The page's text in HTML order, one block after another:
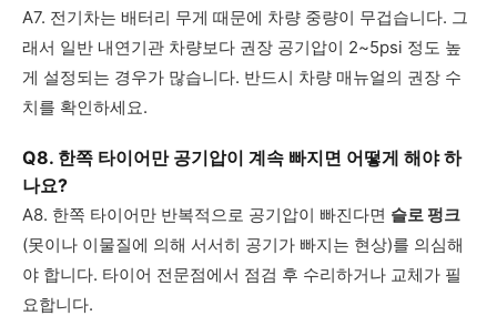
A7. 전기차는 배터리 무게 때문에 차량 중량이 무겁습니다. 그
래서 일반 내연기관 차량보다 권장 공기압이 2~5psi 정도 높
게 설정되는 경우가 많습니다. 반드시 차량 매뉴얼의 권장 수
치를 확인하세요.
Q8. 한쪽 타이어만 공기압이 계속 빠지면 어떻게 해야 하
나요?
A8. 한쪽 타이어만 반복적으로 공기압이 빠진다면 슬로 펑크
(못이나 이물질에 의해 서서히 공기가 빠지는 현상)를 의심해
야 합니다. 타이어 전문점에서 점검 후 수리하거나 교체가 필
요합니다.